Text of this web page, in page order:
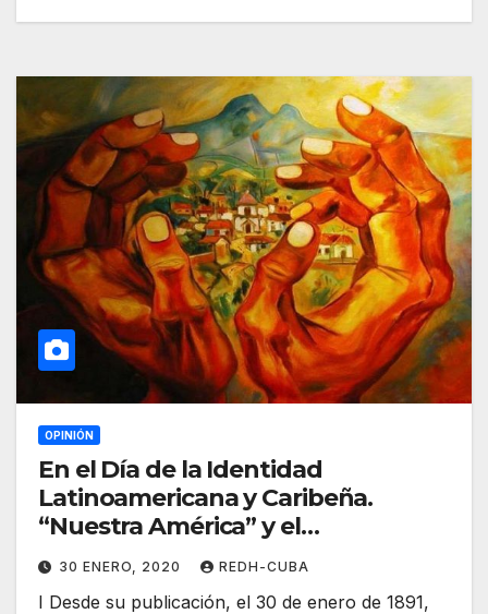
OPINIÓN
En el Día de la Identidad
Latinoamericana y Caribeña.
“Nuestra América” y el
mejoramiento humano. Por
Cristóbal León Campos
30 ENERO, 2020 REDH-CUBA
I Desde su publicación, el 30 de enero de 1891,